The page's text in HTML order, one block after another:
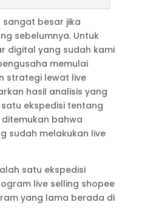
besar jika
sebelumnya. Untuk
digital yang sudah kami
memulai
strategi lewat live
hasil analisis yang
ekspedisi tentang
bahwa
sudah melakukan live
satu ekspedisi
live selling shopee
yang lama berada di